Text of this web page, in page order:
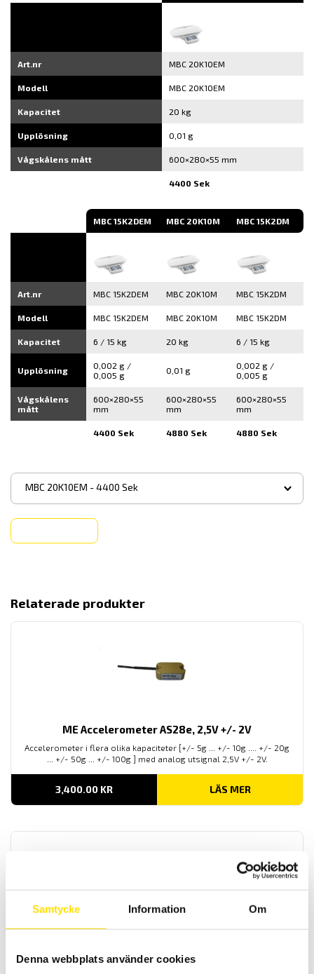
Samtycke Information Om
Denna webbplats använder cookies
Art.nr MBC 20K10EM
Modell MBC 20K10EM
Kapacitet 20 kg
Upplösning 0,01 g
Vågskålens mått 600×280×55 mm
4400 Sek
MBC 15K2DEM MBC 20K10M MBC 15K2DM
Art.nr MBC 15K2DEM MBC 20K10M MBC 15K2DM
Modell MBC 15K2DEM MBC 20K10M MBC 15K2DM
Kapacitet 6 / 15 kg 20 kg 6 / 15 kg
Upplösning
0,002 g /
0,005 g
0,01 g
0,002 g /
0,005 g
Vågskålens
mått
600×280×55
mm
600×280×55
mm
600×280×55
mm
4400 Sek 4880 Sek 4880 Sek
MBC 20K10EM - 4400 Sek
▾
Relaterade produkter
ME Accelerometer AS28e, 2,5V +/- 2V
Accelerometer i flera olika kapaciteter [+/- 5g ... +/- 10g .... +/- 20g
... +/- 50g ... +/- 100g ] med analog utsignal 2,5V +/- 2V.
3,400.00 KR LÄS MER
Momentgivare Static Torque (ST) med SMART-kontakt för